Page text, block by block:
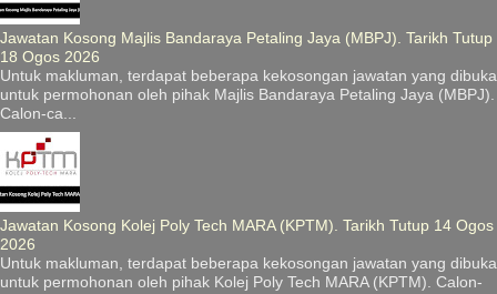
Jawatan Kosong Majlis Bandaraya Petaling Jaya (MBPJ). Tarikh Tutup
18 Ogos 2026
Untuk makluman, terdapat beberapa kekosongan jawatan yang dibuka
untuk permohonan oleh pihak Majlis Bandaraya Petaling Jaya (MBPJ).
Calon-ca...
Jawatan Kosong Kolej Poly Tech MARA (KPTM). Tarikh Tutup 14 Ogos
2026
Untuk makluman, terdapat beberapa kekosongan jawatan yang dibuka
untuk permohonan oleh pihak Kolej Poly Tech MARA (KPTM). Calon-